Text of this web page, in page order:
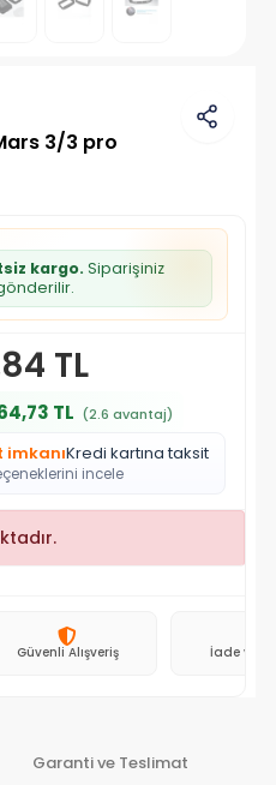
3/3 pro
kargo. Siparişiniz
TL
TL (2.6 avantaj)
Kredi kartına taksit
incele
Güvenli Alışveriş İade ve
Garanti ve Teslimat